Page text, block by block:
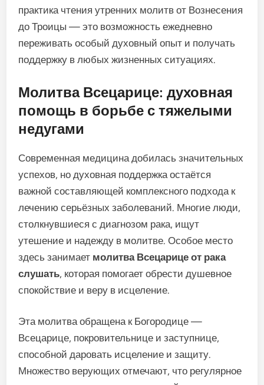
практика чтения утренних молитв от Вознесения
до Троицы — это возможность ежедневно
переживать особый духовный опыт и получать
поддержку в любых жизненных ситуациях.
Молитва Всецарице: духовная
помощь в борьбе с тяжелыми
недугами
Современная медицина добилась значительных
успехов, но духовная поддержка остаётся
важной составляющей комплексного подхода к
лечению серьёзных заболеваний. Многие люди,
столкнувшиеся с диагнозом рака, ищут
утешение и надежду в молитве. Особое место
здесь занимает молитва Всецарице от рака
слушать, которая помогает обрести душевное
спокойствие и веру в исцеление.
Эта молитва обращена к Богородице —
Всецарице, покровительнице и заступнице,
способной даровать исцеление и защиту.
Множество верующих отмечают, что регулярное